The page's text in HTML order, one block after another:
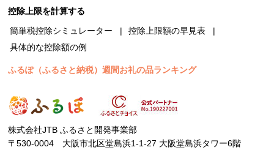
控除上限を計算する
簡単税控除シミュレーター
控除上限額の早見表
具体的な控除額の例
ふるぽ（ふるさと納税）週間お礼の品ランキング
株式会社JTB ふるさと開発事業部
〒530-0004 大阪市北区堂島浜1-1-27 大阪堂島浜タワー6階